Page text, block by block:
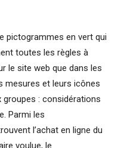
pictogrammes en vert qui
toutes les règles à
le site web que dans les
mesures et leurs icônes
: considérations
Parmi les
l’achat en ligne du
voulue, le